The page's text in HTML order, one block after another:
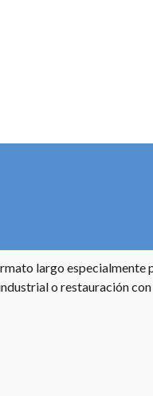
largo
o restauración